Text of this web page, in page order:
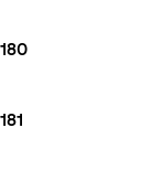
180
181